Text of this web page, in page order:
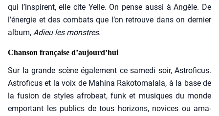
qui l’inspirent, elle cite Yelle. On pense aus­si à Angèle. De
l’énergie et des com­bats que l’on retrouve dans on der­nier
album, Adieu les monstres.
Chanson française d’aujourd’hui
Sur la grande scène éga­le­ment ce same­di soir, Astro­fi­cus.
Astro­fi­cus et la voix de Mahi­na Rako­to­ma­la­la, à la base de
la fusion de styles afro­beat, funk et musiques du monde
empor­tant les publics de tous hori­zons, novices ou ama­